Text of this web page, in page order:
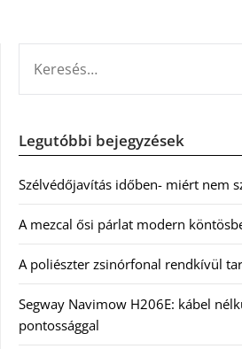
Legutóbbi bejegyzések
Szélvédőjavítás időben- miért nem
A mezcal ősi párlat modern
A poliészter zsinórfonal rendkívül
Segway Navimow H206E: kábel
pontossággal